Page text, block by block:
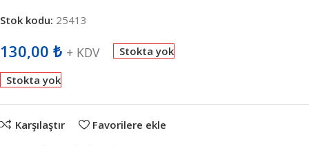
Stok kodu: 25413
130,00 ₺ + KDV Stokta yok
Stokta yok
Karşılaştır Favorilere ekle